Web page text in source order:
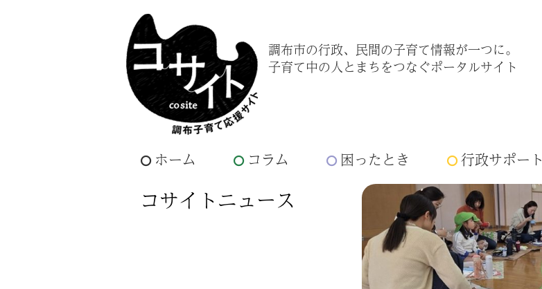
調布市の行政、民間の子育て情報が一つに。
子育て中の人とまちをつなぐポータルサイト
ホーム コラム 困ったとき 行政サポート
コサイトニュース